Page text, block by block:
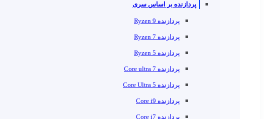
پردازنده بر اساس سری
پردازنده Ryzen 9
پردازنده Ryzen 7
پردازنده Ryzen 5
پردازنده Core ultra 7
پردازنده Core Ultra 5
پردازنده Core i9
پردازنده Core i7